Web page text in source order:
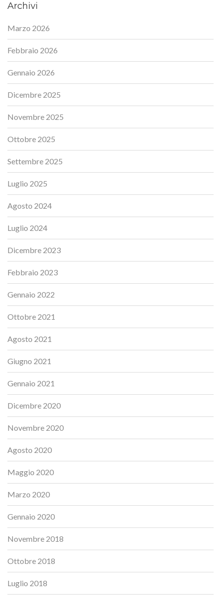
Archivi
Marzo 2026
Febbraio 2026
Gennaio 2026
Dicembre 2025
Novembre 2025
Ottobre 2025
Settembre 2025
Luglio 2025
Agosto 2024
Luglio 2024
Dicembre 2023
Febbraio 2023
Gennaio 2022
Ottobre 2021
Agosto 2021
Giugno 2021
Gennaio 2021
Dicembre 2020
Novembre 2020
Agosto 2020
Maggio 2020
Marzo 2020
Gennaio 2020
Novembre 2018
Ottobre 2018
Luglio 2018